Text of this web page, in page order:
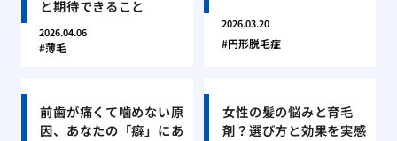
と期待できること
2026.04.06
薄毛
2026.03.20
円形脱毛症
前歯が痛くて噛めない原
因、あなたの「癖」にあ
女性の髪の悩みと育毛
剤？選び方と効果を実感